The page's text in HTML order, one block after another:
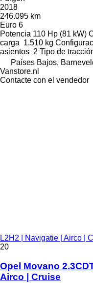
2018
246.095 km
Euro 6
Potencia 110 Hp (81 kW)
carga 1.510 kg
asientos 2 Tipo de
Países Bajos,
Vanstore.nl
Contacte con el vendedor
L2H2 | Navigatie | Airco |
20
Opel Movano
Airco | Cruise